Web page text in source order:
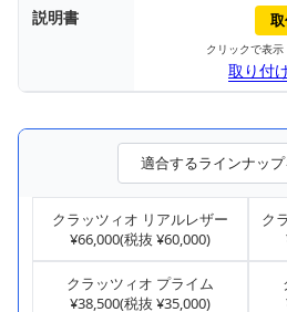
説明書
クリックで表
取り付
適合するラインナッ
クラッツィオ リアルレザー
¥66,000(税抜 ¥60,000)
ク
クラッツィオ プライム
¥38,500(税抜 ¥35,000)